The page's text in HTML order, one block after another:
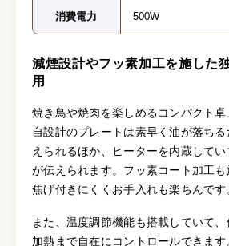
消費電力 500W
減煙設計やフッ素加工を施した
用
焼き鳥や焼肉を楽しめるコンパクト
自設計のプレートは素早く油が落ち
えられるほか、ヒーターを内蔵して
が伝えられます。フッ素コート加工も
焦げ付きにくくお手入れも楽ちんです
また、温度調節機能も搭載していて
加熱まで自在にコントロールできま